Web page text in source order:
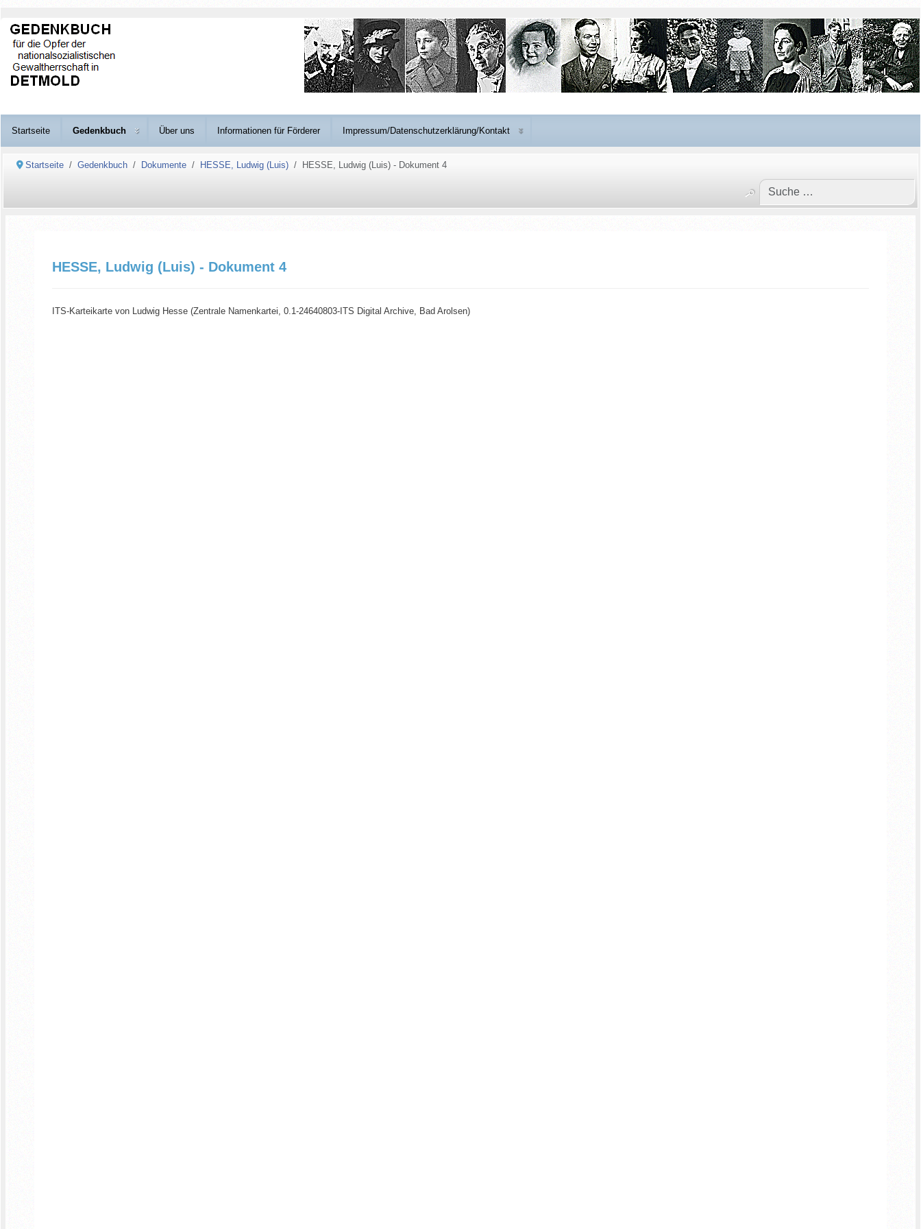
Startseite Gedenkbuch Über uns Informationen für Förderer Impressum/Datenschutzerklärung/Kontakt
Startseite Gedenkbuch Dokumente HESSE, Ludwig (Luis) HESSE, Ludwig (Luis) - Dokument 4
HESSE, Ludwig (Luis) - Dokument 4
ITS-Karteikarte von Ludwig Hesse (Zentrale Namenkartei, 0.1-24640803-ITS Digital Archive, Bad Arolsen)